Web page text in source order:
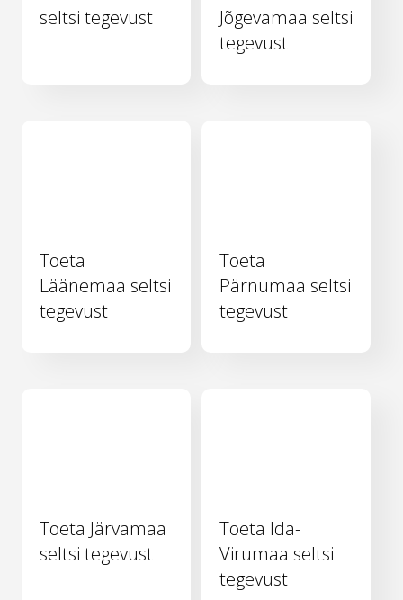
seltsi tegevust
Jõgevamaa seltsi
tegevust
Toeta
Läänemaa seltsi
tegevust
Toeta
Pärnumaa seltsi
tegevust
Toeta Järvamaa
seltsi tegevust
Toeta Ida-
Virumaa seltsi
tegevust